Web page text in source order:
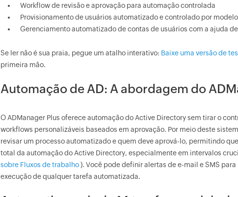
Workflow de revisão e aprovação para automação controlada
Provisionamento de usuários automatizado e controlado por modelo
Gerenciamento automatizado de contas de usuários com a ajuda
Se ler não é sua praia, pegue um atalho interativo: Baixe uma versão de
primeira mão.
Automação de AD: A abordagem do
O ADManager Plus oferece automação do Active Directory sem tirar o
workflows personalizáveis baseados em aprovação. Por meio deste
revisar um processo automatizado e quem deve aprová-lo, permitindo
total da automação do Active Directory, especialmente em intervalos
sobre Fluxos de trabalho). Você pode definir alertas de e-mail e SMS
execução de qualquer tarefa automatizada.